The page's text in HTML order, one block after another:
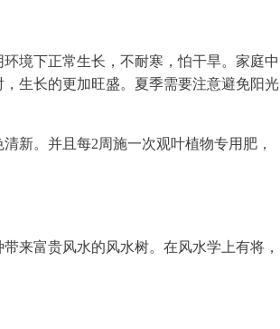
境下正常生长，不耐寒，怕干旱。家庭中
生长的更加旺盛。夏季需要注意避免阳光
新。并且每2周施一次观叶植物专用肥，
来富贵风水的风水树。在风水学上有将，